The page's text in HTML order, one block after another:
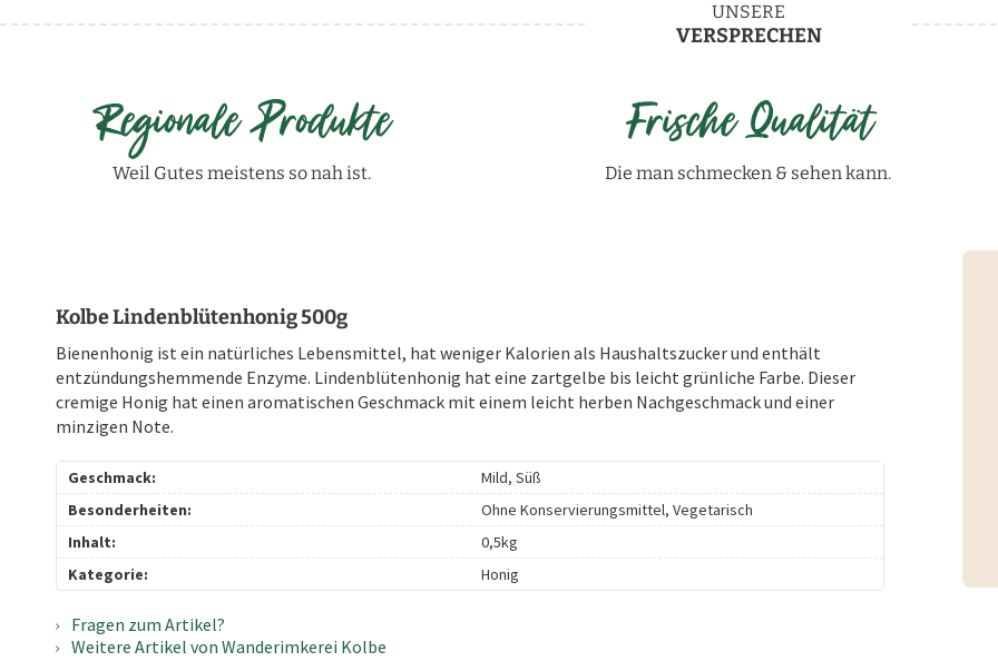
UNSERE
VERSPRECHEN
Regionale Produkte
Weil Gutes meistens so nah ist.
Frische Qualität
Die man schmecken & sehen kann.
Kolbe Lindenblütenhonig 500g
Bienenhonig ist ein natürliches Lebensmittel, hat weniger Kalorien als Haushaltszucker und enthält
entzündungshemmende Enzyme. Lindenblütenhonig hat eine zartgelbe bis leicht grünliche Farbe. Dieser
cremige Honig hat einen aromatischen Geschmack mit einem leicht herben Nachgeschmack und einer
minzigen Note.
Geschmack:
Mild, Süß
Besonderheiten:
Ohne Konservierungsmittel, Vegetarisch
Inhalt:
0,5kg
Kategorie:
Honig
Fragen zum Artikel?
Weitere Artikel von Wanderimkerei Kolbe